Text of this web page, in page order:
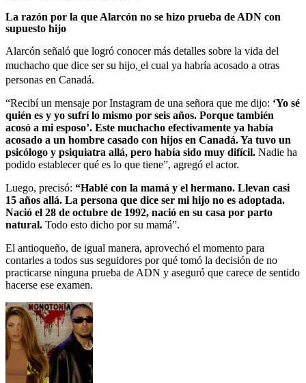
La razón por la que Alarcón no se hizo prueba de ADN con
supuesto hijo
Alarcón señaló que logró conocer más detalles sobre la vida del
muchacho que dice ser su hijo, el cual ya habría acosado a otras
personas en Canadá.
“Recibí un mensaje por Instagram de una señora que me dijo: ‘Yo sé
quién es y yo sufrí lo mismo por seis años. Porque también
acosó a mi esposo’. Este muchacho efectivamente ya había
acosado a un hombre casado con hijos en Canadá. Ya tuvo un
psicólogo y psiquiatra allá, pero había sido muy difícil. Nadie ha
podido establecer qué es lo que tiene”, agregó el actor.
Luego, precisó: “Hablé con la mamá y el hermano. Llevan casi
15 años allá. La persona que dice ser mi hijo no es adoptada.
Nació el 28 de octubre de 1992, nació en su casa por parto
natural. Todo esto dicho por su mamá”.
El antioqueño, de igual manera, aprovechó el momento para
contarles a todos sus seguidores por qué tomó la decisión de no
practicarse ninguna prueba de ADN y aseguró que carece de sentido
hacerse ese examen.